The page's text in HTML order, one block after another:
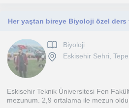
Her yaştan bireye Biyoloji özel ders
Biyoloji
Eskisehir Sehri,
Eskisehir Teknik Üniversitesi Fen
mezunum. 2,9 ortalama ile mezun